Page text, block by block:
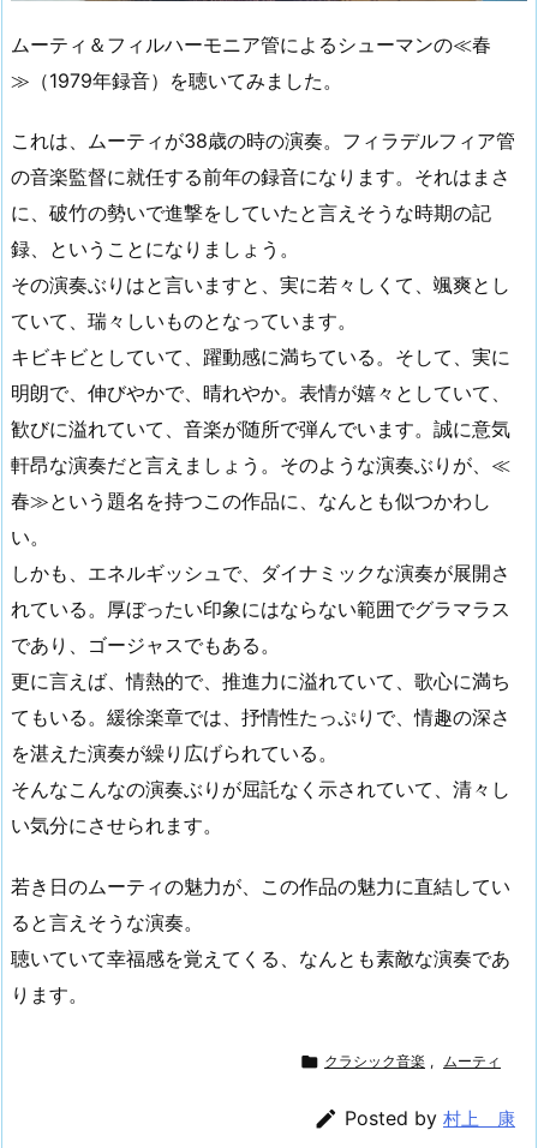
ムーティ＆フィルハーモニア管によるシューマンの≪春
≫（1979年録音）を聴いてみました。
これは、ムーティが38歳の時の演奏。フィラデルフィア管
の音楽監督に就任する前年の録音になります。それはまさ
に、破竹の勢いで進撃をしていたと言えそうな時期の記
録、ということになりましょう。
その演奏ぶりはと言いますと、実に若々しくて、颯爽とし
ていて、瑞々しいものとなっています。
キビキビとしていて、躍動感に満ちている。そして、実に
明朗で、伸びやかで、晴れやか。表情が嬉々としていて、
歓びに溢れていて、音楽が随所で弾んでいます。誠に意気
軒昂な演奏だと言えましょう。そのような演奏ぶりが、≪
春≫という題名を持つこの作品に、なんとも似つかわし
い。
しかも、エネルギッシュで、ダイナミックな演奏が展開さ
れている。厚ぼったい印象にはならない範囲でグラマラス
であり、ゴージャスでもある。
更に言えば、情熱的で、推進力に溢れていて、歌心に満ち
てもいる。緩徐楽章では、抒情性たっぷりで、情趣の深さ
を湛えた演奏が繰り広げられている。
そんなこんなの演奏ぶりが屈託なく示されていて、清々し
い気分にさせられます。
若き日のムーティの魅力が、この作品の魅力に直結してい
ると言えそうな演奏。
聴いていて幸福感を覚えてくる、なんとも素敵な演奏であ
ります。
 クラシック音楽 , ムーティ
 Posted by 村上 康